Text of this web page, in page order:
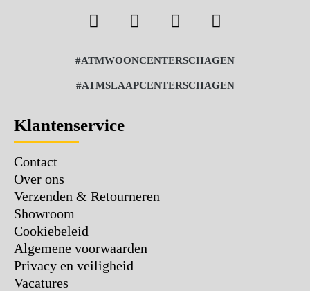
#ATMWOONCENTERSCHAGEN
#ATMSLAAPCENTERSCHAGEN
Klantenservice
Contact
Over ons
Verzenden & Retourneren
Showroom
Cookiebeleid
Algemene voorwaarden
Privacy en veiligheid
Vacatures